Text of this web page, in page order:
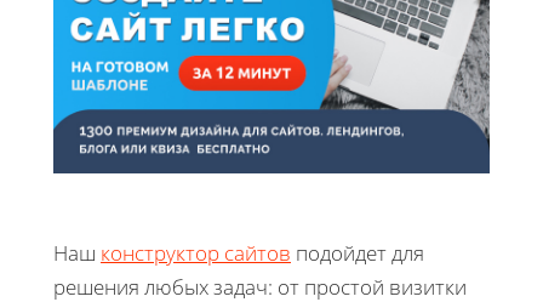
Наш конструктор сайтов подойдет для
решения любых задач: от простой визитки